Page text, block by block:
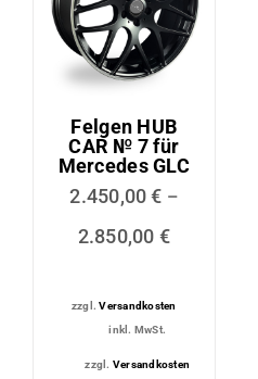
Felgen HUB
CAR № 7 für
Mercedes GLC
2.450,00€ –
2.850,00 €
zzgl.Versandkosten
inkl. MwSt.
zzgl. Versandkosten